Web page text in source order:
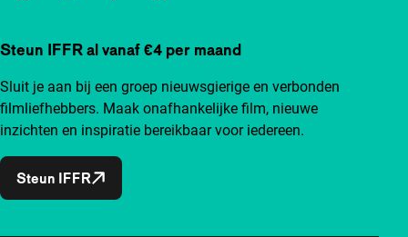
Steun IFFR al vanaf €4 per maand
Sluit je aan bij een groep nieuwsgierige en verbonden
filmliefhebbers. Maak onafhankelijke film, nieuwe
inzichten en inspiratie bereikbaar voor iedereen.
Steun IFFR